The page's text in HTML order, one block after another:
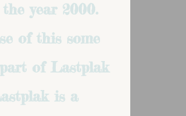
year 2000.
of this some
part of Lastplak
is a